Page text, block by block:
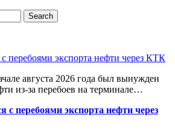
с перебоями экспорта нефти через КТК
августа 2026 года был вынужден
из-за перебоев на терминале…
с перебоями экспорта нефти через